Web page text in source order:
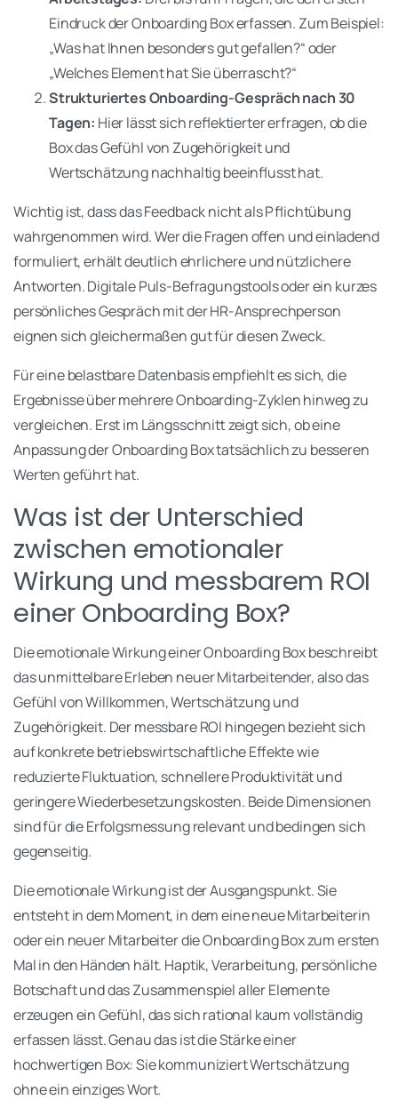
Eindruck der Onboarding Box erfassen. Zum Beispiel:
„Was hat Ihnen besonders gut gefallen?“ oder
„Welches Element hat Sie überrascht?“
Strukturiertes Onboarding-Gespräch nach 30
Tagen: Hier lässt sich reflektierter erfragen, ob die
Box das Gefühl von Zugehörigkeit und
Wertschätzung nachhaltig beeinflusst hat.
Wichtig ist, dass das Feedback nicht als Pflichtübung
wahrgenommen wird. Wer die Fragen offen und einladend
formuliert, erhält deutlich ehrlichere und nützlichere
Antworten. Digitale Puls-Befragungstools oder ein kurzes
persönliches Gespräch mit der HR-Ansprechperson
eignen sich gleichermaßen gut für diesen Zweck.
Für eine belastbare Datenbasis empfiehlt es sich, die
Ergebnisse über mehrere Onboarding-Zyklen hinweg zu
vergleichen. Erst im Längsschnitt zeigt sich, ob eine
Anpassung der Onboarding Box tatsächlich zu besseren
Werten geführt hat.
Was ist der Unterschied
zwischen emotionaler
Wirkung und messbarem ROI
einer Onboarding Box?
Die emotionale Wirkung einer Onboarding Box beschreibt
das unmittelbare Erleben neuer Mitarbeitender, also das
Gefühl von Willkommen, Wertschätzung und
Zugehörigkeit. Der messbare ROI hingegen bezieht sich
auf konkrete betriebswirtschaftliche Effekte wie
reduzierte Fluktuation, schnellere Produktivität und
geringere Wiederbesetzungskosten. Beide Dimensionen
sind für die Erfolgsmessung relevant und bedingen sich
gegenseitig.
Die emotionale Wirkung ist der Ausgangspunkt. Sie
entsteht in dem Moment, in dem eine neue Mitarbeiterin
oder ein neuer Mitarbeiter die Onboarding Box zum ersten
Mal in den Händen hält. Haptik, Verarbeitung, persönliche
Botschaft und das Zusammenspiel aller Elemente
erzeugen ein Gefühl, das sich rational kaum vollständig
erfassen lässt. Genau das ist die Stärke einer
hochwertigen Box: Sie kommuniziert Wertschätzung
ohne ein einziges Wort.